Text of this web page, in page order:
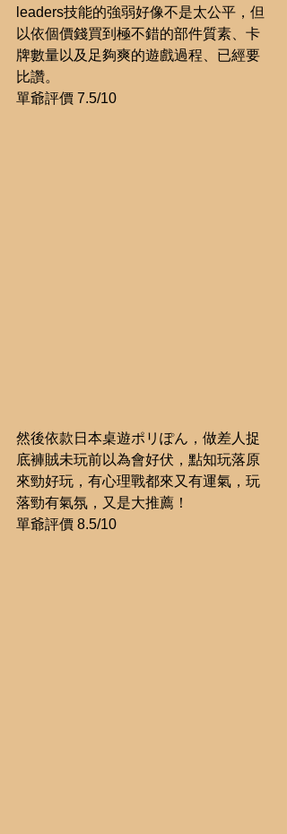
leaders技能的強弱好像不是太公平，但
以依個價錢買到極不錯的部件質素、卡
牌數量以及足夠爽的遊戲過程、已經要
比讚。
單爺評價 7.5/10
然後依款日本桌遊ポリぽん，做差人捉
底褲賊未玩前以為會好伏，點知玩落原
來勁好玩，有心理戰都來又有運氣，玩
落勁有氣氛，又是大推薦！
單爺評價 8.5/10